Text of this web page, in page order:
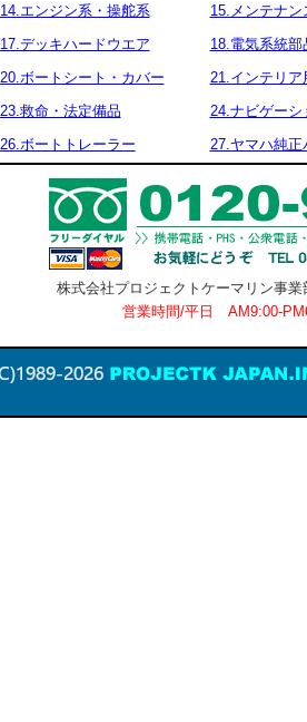
14.エンジン系・操舵系
15.メンテナン
17.デッキハードウエア
18.電気系統部
20.ボートシート・カバー
21.インテリア
23.救命・法定備品
24.ナビゲーシ
26.ボートトレーラー
27.ヤマハ純正
株式会社プロジェクトケーマリン事
営業時間/平日 AM9:00-